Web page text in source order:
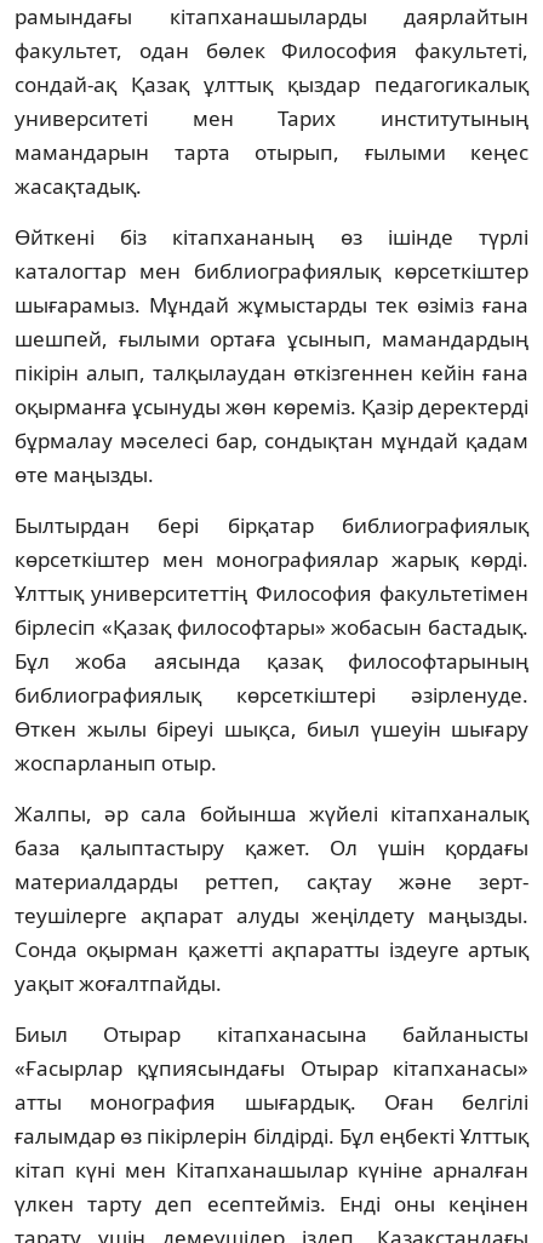
рамындағы кітапханашыларды даярлай­тын
факультет, одан бөлек Философия фа­культеті,
сондай-ақ Қазақ ұлттық қыздар пе­да­гогикалық
университеті мен Тарих инс­титутының
мамандарын тарта отырып, ғы­лыми кеңес
жасақтадық.
Өйткені біз кітапхананың өз ішінде түр­лі
каталогтар мен библиографиялық көр­сеткіштер
шығарамыз. Мұндай жұмыстарды тек өзіміз ғана
шешпей, ғылыми ортаға ұсы­нып, мамандардың
пікірін алып, тал­қылаудан өткізгеннен кейін ғана
оқырманға ұсынуды жөн көреміз. Қазір деректерді
бұр­малау мәселесі бар, сондықтан мұндай қадам
өте маңызды.
Былтырдан бері бірқатар библиог­ра­фия­лық
көрсеткіштер мен монографиялар жа­рық көрді.
Ұлттық университеттің Фило­со­фия факультетімен
бірлесіп «Қазақ фило­соф­тары» жобасын бастадық.
Бұл жоба ая­сын­да қазақ философтарының
библиогра­фиялық көрсеткіштері әзірленуде.
Өткен жы­лы біреуі шықса, биыл үшеуін шығару
жос­парланып отыр.
Жалпы, әр сала бойынша жүйелі кітап­ха­налық
база қалыптастыру қажет. Ол үшін қор­дағы
материалдарды реттеп, сақтау және зерт­
теушілерге ақпарат алуды жеңілдету маңызды.
Сонда оқырман қажетті ақпаратты із­деуге артық
уақыт жоғалтпайды.
Биыл Отырар кітапханасына байла­ныст­ы
«Ғасырлар құпиясындағы Отырар кітап­ханасы»
атты монография шығардық. Оған белгілі
ғалымдар өз пікірлерін білдірді. Бұл еңбекті Ұлттық
кітап күні мен Кітап­хана­шылар күніне арналған
үлкен тарту деп есептейміз. Енді оны кеңінен
тарату үшін демеушілер іздеп, Қазақстандағы